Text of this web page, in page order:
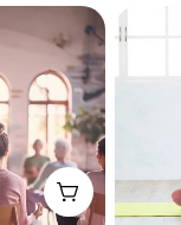
態であ
カートに追